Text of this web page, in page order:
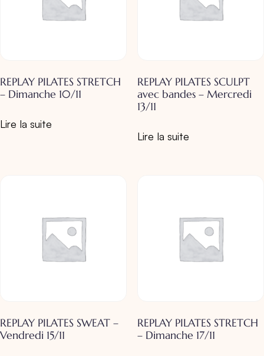
REPLAY PILATES STRETCH
– Dimanche 10/11
Lire la suite
REPLAY PILATES SCULPT
avec bandes – Mercredi
13/11
Lire la suite
REPLAY PILATES SWEAT –
Vendredi 15/11
REPLAY PILATES STRETCH
– Dimanche 17/11